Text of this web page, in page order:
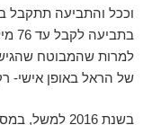
וככל והתביעה תתקבל
למרות שהמבוטח
של הראל באופן אישי-